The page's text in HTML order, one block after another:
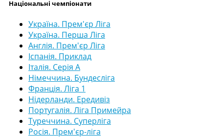
Національні чемпіонати
Україна. Прем'єр Ліга
Україна. Перша Ліга
Англія. Прем'єр Ліга
Іспанія. Приклад
Італія. Серія А
Німеччина. Бундесліга
Франція. Ліга 1
Нідерланди. Ередивіз
Португалія. Ліга Примейра
Туреччина. Суперліга
Росія. Прем'єр-ліга